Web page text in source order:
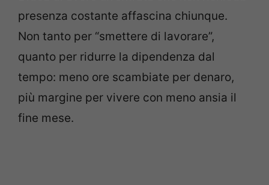
presenza costante affascina chiunque.
Non tanto per “smettere di lavorare”,
quanto per ridurre la dipendenza dal
tempo: meno ore scambiate per denaro,
più margine per vivere con meno ansia il
fine mese.